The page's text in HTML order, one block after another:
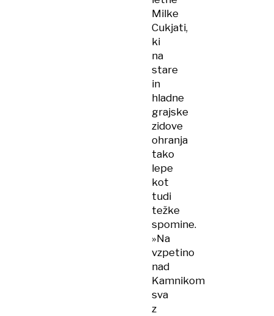
Milke
Cukjati,
ki
na
stare
in
hladne
grajske
zidove
ohranja
tako
lepe
kot
tudi
težke
spomine.
»Na
vzpetino
nad
Kamnikom
sva
z